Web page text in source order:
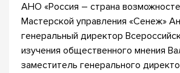
АНО «Россия – страна
Мастерской управления «Сенеж»
генеральный директор
изучения общественного мнения
заместитель генерального